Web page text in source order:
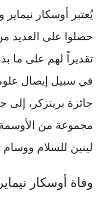
يُعتبر أوسكار نيماير
حصلوا على العديد
تقديراً لهم على ما
في سبيل إيصال
جائزة بريتزكر،
مجموعة من
لينين للسلام
وفاة أوسكار